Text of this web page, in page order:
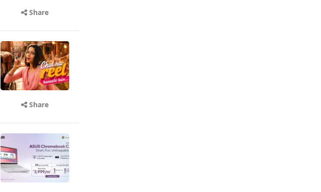
Share
Share